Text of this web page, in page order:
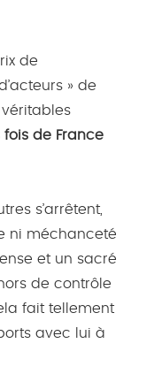
de
» de
véritables
fois de France
s’arrêtent,
ni méchanceté
et un sacré
de contrôle
fait tellement
avec lui à